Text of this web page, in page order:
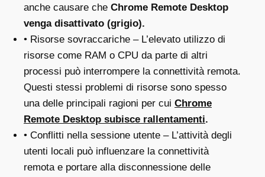
anche causare che Chrome Remote Desktop
venga disattivato (grigio).
• Risorse sovraccariche – L’elevato utilizzo di
risorse come RAM o CPU da parte di altri
processi può interrompere la connettività remota.
Questi stessi problemi di risorse sono spesso
una delle principali ragioni per cui Chrome
Remote Desktop subisce rallentamenti.
• Conflitti nella sessione utente – L’attività degli
utenti locali può influenzare la connettività
remota e portare alla disconnessione delle